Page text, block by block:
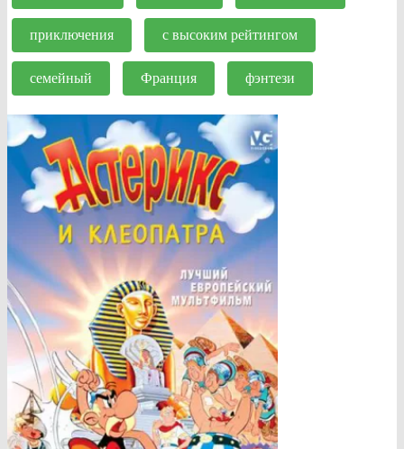
приключения с высоким рейтингом
семейный Франция фэнтези